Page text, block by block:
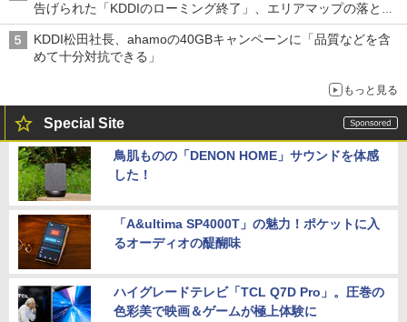
告げられた「KDDIのローミング終了」、エリアマップの落とし
穴と楽天モバイルの課題
KDDI松田社長、ahamoの40GBキャンペーンに「品質などを含
めて十分対抗できる」
もっと見る
Special Site
鳥肌ものの「DENON HOME」サウンドを体感
した！
「A&ultima SP4000T」の魅力！ポケットに入
るオーディオの醍醐味
ハイグレードテレビ「TCL Q7D Pro」。圧巻の
色彩美で映画＆ゲームが極上体験に